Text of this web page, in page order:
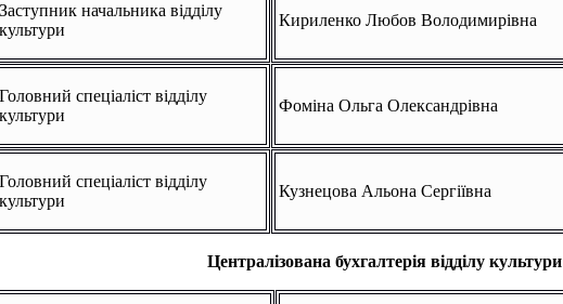
Заступник начальника відділу
культури
Кириленко Любов Володимирівна
Головний спеціаліст відділу
культури
Фоміна Ольга Олександрівна
Головний спеціаліст відділу
культури
Кузнецова Альона Сергіївна
Централізована бухгалтерія відділу культури